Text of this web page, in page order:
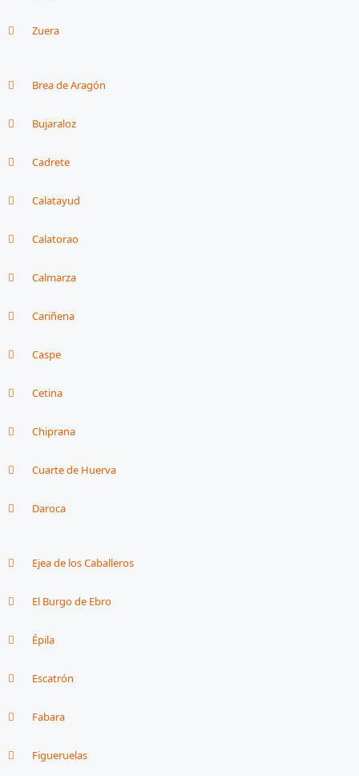
Zuera
Brea de Aragón
Bujaraloz
Cadrete
Calatayud
Calatorao
Calmarza
Cariñena
Caspe
Cetina
Chiprana
Cuarte de Huerva
Daroca
Ejea de los Caballeros
El Burgo de Ebro
Épila
Escatrón
Fabara
Figueruelas